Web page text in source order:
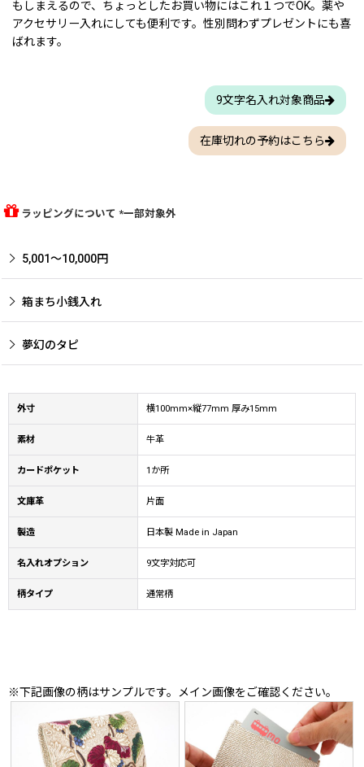
もしまえるので、ちょっとしたお買い物にはこれ１つでOK。薬や
アクセサリー入れにしても便利です。性別問わずプレゼントにも喜
ばれます。
9文字名入れ対象商品
在庫切れの予約はこちら
ラッピングについて *一部対象外
5,001〜10,000円
箱まち小銭入れ
夢幻のタピ
外寸 横100mm×縦77mm 厚み15mm
素材 牛革
カードポケット 1か所
文庫革 片面
製造 日本製 Made in Japan
名入れオプション 9文字対応可
柄タイプ 通常柄
※下記画像の柄はサンプルです。メイン画像をご確認ください。